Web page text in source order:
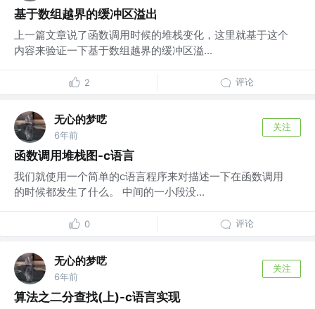
基于数组越界的缓冲区溢出
上一篇文章说了函数调用时候的堆栈变化，这里就基于这个
内容来验证一下基于数组越界的缓冲区溢...
2 评论
无心的梦呓
6年前
关注
函数调用堆栈图-c语言
我们就使用一个简单的c语言程序来对描述一下在函数调用
的时候都发生了什么。 中间的一小段没...
0 评论
无心的梦呓
6年前
关注
算法之二分查找(上)-c语言实现